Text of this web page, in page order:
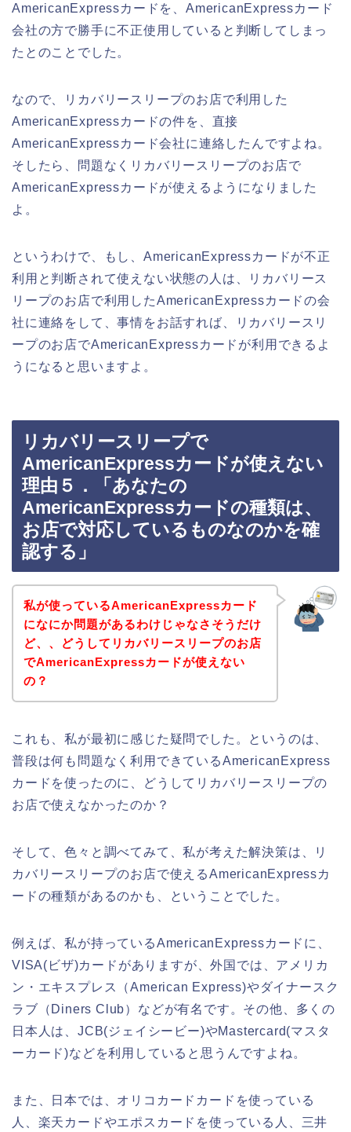
AmericanExpressカードを、AmericanExpressカード
会社の方で勝手に不正使用していると判断してしまっ
たとのことでした。
なので、リカバリースリープのお店で利用した
AmericanExpressカードの件を、直接
AmericanExpressカード会社に連絡したんですよね。
そしたら、問題なくリカバリースリープのお店で
AmericanExpressカードが使えるようになりました
よ。
というわけで、もし、AmericanExpressカードが不正
利用と判断されて使えない状態の人は、リカバリース
リープのお店で利用したAmericanExpressカードの会
社に連絡をして、事情をお話すれば、リカバリースリ
ープのお店でAmericanExpressカードが利用できるよ
うになると思いますよ。
リカバリースリープで
AmericanExpressカードが使えない
理由５．「あなたの
AmericanExpressカードの種類は、
お店で対応しているものなのかを確
認する」
私が使っているAmericanExpressカード
になにか問題があるわけじゃなさそうだけ
ど、、どうしてリカバリースリープのお店
でAmericanExpressカードが使えない
の？
これも、私が最初に感じた疑問でした。というのは、
普段は何も問題なく利用できているAmericanExpress
カードを使ったのに、どうしてリカバリースリープの
お店で使えなかったのか？
そして、色々と調べてみて、私が考えた解決策は、リ
カバリースリープのお店で使えるAmericanExpressカ
ードの種類があるのかも、ということでした。
例えば、私が持っているAmericanExpressカードに、
VISA(ビザ)カードがありますが、外国では、アメリカ
ン・エキスプレス（American Express)やダイナースク
ラブ（Diners Club）などが有名です。その他、多くの
日本人は、JCB(ジェイシービー)やMastercard(マスタ
ーカード)などを利用していると思うんですよね。
また、日本では、オリコカードカードを使っている
人、楽天カードやエポスカードを使っている人、三井